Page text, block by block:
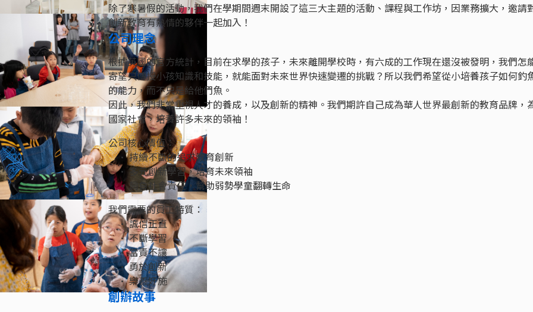
除了寒暑假的活動，我們在學期間週末開設了這三大主題的活動、課程與工作坊，因業務擴大，邀請
創新教育有熱情的夥伴一起加入！
公司理念
根據英國的官方統計，目前在求學的孩子，未來離開學校時，有六成的工作現在還沒被發明，我們怎
寄望只傳授小孩知識和技能，就能面對未來世界快速變遷的挑戰？所以我們希望從小培養孩子如何釣
的能力，而不只是給他們魚。
因此，我們非常重視人才的養成，以及創新的精神。我們期許自己成為華人世界最創新的教育品牌，
國家社會，培養許多未來的領袖！
公司核心價值：
• 持續不斷的追求教育創新
• 多元創新學習，培育未來領袖
• 肩負社會責任，幫助弱勢學童翻轉生命
我們需要的員工特質：
• 誠信正直
• 不斷學習
• 當責不讓
• 勇於創新
• 樂善好施
創辦故事